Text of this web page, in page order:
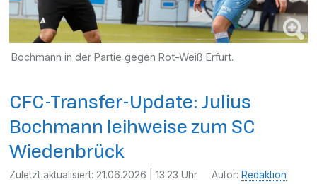
Bochmann in der Partie gegen Rot-Weiß Erfurt.
CFC-Transfer-Update: Julius
Bochmann leihweise zum SC
Wiedenbrück
Zuletzt aktualisiert: 21.06.2026 | 13:23 Uhr Autor: Redaktion